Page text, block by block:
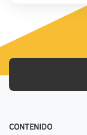
CONTENIDO